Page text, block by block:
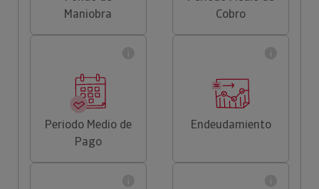
Maniobra
Cobro
Periodo Medio de
Pago
Endeudamiento